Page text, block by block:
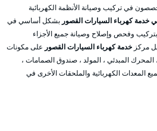
في تركيب وصيانة الأنظمة الكهربائية
خدمة كهرباء السيارات القصور بشكل أساسي في
وفحص وإصلاح وصيانة جميع الأجزاء
مركز خدمة كهرباء السيارات القصور على مكونات
المحرك المبدئي ، المولد ، صندوق الصمامات ،
المعدات الكهربائية والملحقات الأخرى في